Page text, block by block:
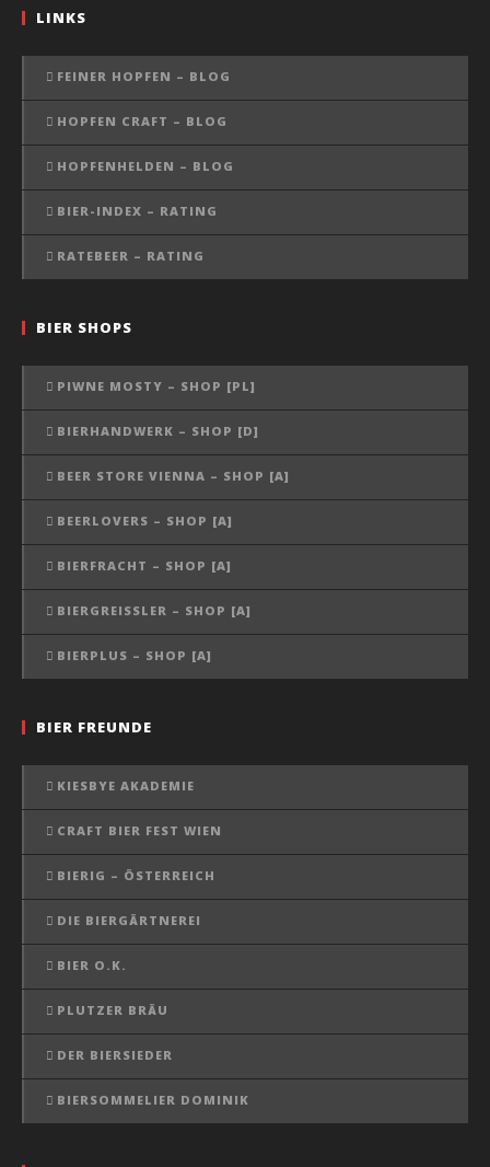
LINKS
FEINER HOPFEN – BLOG
HOPFEN CRAFT – BLOG
HOPFENHELDEN – BLOG
BIER-INDEX – RATING
RATEBEER – RATING
BIER SHOPS
PIWNE MOSTY – SHOP [PL]
BIERHANDWERK – SHOP [D]
BEER STORE VIENNA – SHOP [A]
BEERLOVERS – SHOP [A]
BIERFRACHT – SHOP [A]
BIERGREISSLER – SHOP [A]
BIERPLUS – SHOP [A]
BIER FREUNDE
KIESBYE AKADEMIE
CRAFT BIER FEST WIEN
BIERIG – ÖSTERREICH
DIE BIERGÄRTNEREI
BIER O.K.
PLUTZER BRÄU
DER BIERSIEDER
BIERSOMMELIER DOMINIK